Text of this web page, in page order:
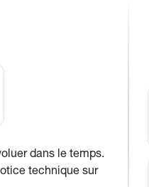
dans le temps.
technique sur